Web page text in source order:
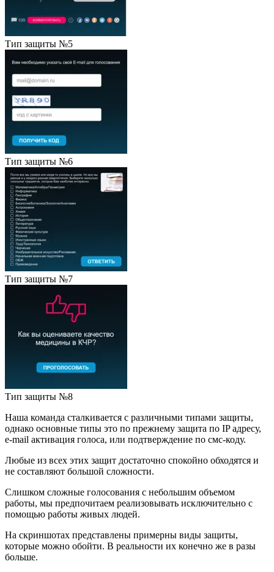
Тип защиты №5
Тип защиты №6
Тип защиты №7
Тип защиты №8
Наша команда сталкивается с различными типами защиты,
однако основные типы это по прежнему защита по IP адресу,
e-mail активация голоса, или подтверждение по смс-коду.
Любые из всех этих защит достаточно спокойно обходятся и
не составляют большой сложности.
Слишком сложные голосования с небольшим объемом
работы, мы предпочитаем реализовывать исключительно с
помощью работы живых людей.
На скриншотах представлены примерны виды защиты,
которые можно обойти. В реальности их конечно же в разы
больше.